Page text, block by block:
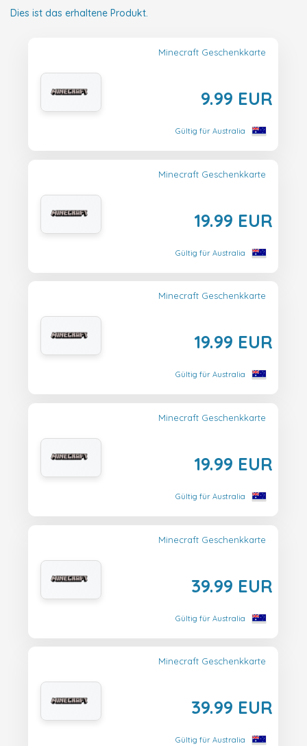
Dies ist das erhaltene Produkt.
Minecraft Geschenkkarte
9.99 EUR
Gültig für Australia
Minecraft Geschenkkarte
19.99 EUR
Gültig für Australia
Minecraft Geschenkkarte
19.99 EUR
Gültig für Australia
Minecraft Geschenkkarte
19.99 EUR
Gültig für Australia
Minecraft Geschenkkarte
39.99 EUR
Gültig für Australia
Minecraft Geschenkkarte
39.99 EUR
Gültig für Australia